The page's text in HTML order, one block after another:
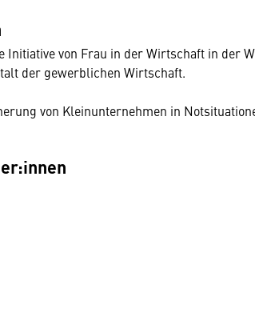
Initiative von Frau in der Wirtschaft in der
der gewerblichen Wirtschaft.
von Kleinunternehmen in